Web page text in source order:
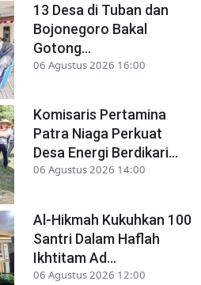
13 Desa di Tuban dan
Bojonegoro Bakal
Gotong...
06 Agustus 2026 16:00
Komisaris Pertamina
Patra Niaga Perkuat
Desa Energi Berdikari...
06 Agustus 2026 14:00
Al-Hikmah Kukuhkan 100
Santri Dalam Haflah
Ikhtitam Ad...
06 Agustus 2026 12:00